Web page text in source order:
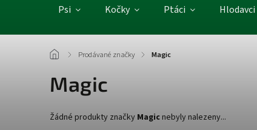
Psi Kočky Ptáci Hlodavci
/ Prodávané značky / Magic
Magic
Žádné produkty značky Magicnebyly nalezeny...